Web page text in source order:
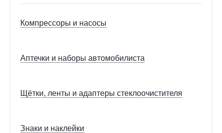
Компрессоры и насосы
Аптечки и наборы автомобилиста
Щётки, ленты и адаптеры стеклоочистителя
Знаки и наклейки